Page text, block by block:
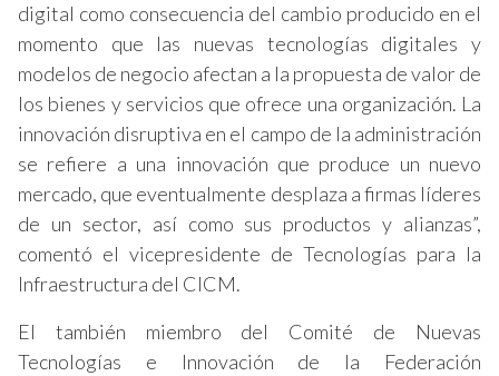
digital como consecuencia del cambio producido en el
momento que las nuevas tecnologías digitales y
modelos de negocio afectan a la propuesta de valor de
los bienes y servicios que ofrece una organización. La
innovación disruptiva en el campo de la administración
se refiere a una innovación que produce un nuevo
mercado, que eventualmente desplaza a firmas líderes
de un sector, así como sus productos y alianzas”,
comentó el vicepresidente de Tecnologías para la
Infraestructura del CICM.
El también miembro del Comité de Nuevas
Tecnologías e Innovación de la Federación